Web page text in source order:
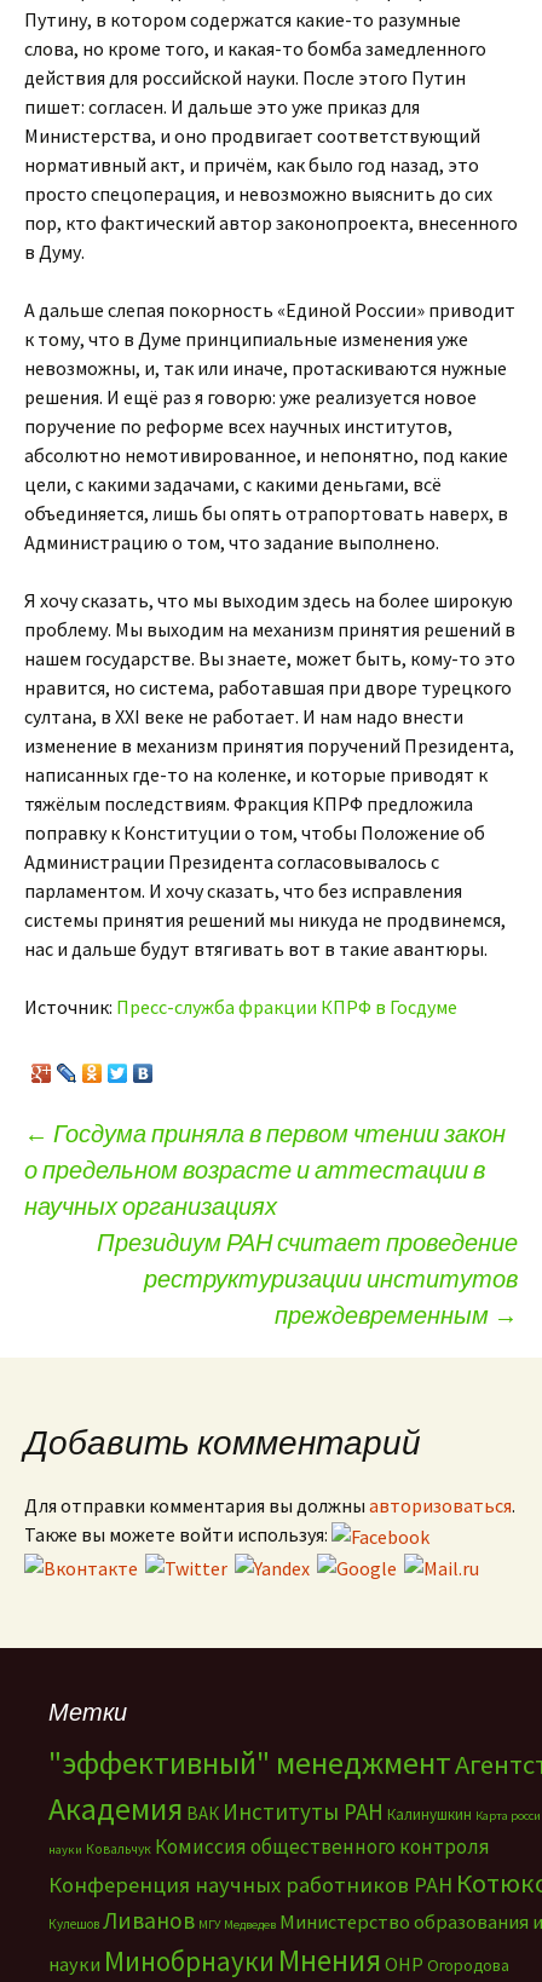
Путину, в котором содержатся какие-то разумные
слова, но кроме того, и какая-то бомба замедленного
действия для российской науки. После этого Путин
пишет: согласен. И дальше это уже приказ для
Министерства, и оно продвигает соответствующий
нормативный акт, и причём, как было год назад, это
просто спецоперация, и невозможно выяснить до сих
пор, кто фактический автор законопроекта, внесенного
в Думу.
А дальше слепая покорность «Единой России» приводит
к тому, что в Думе принципиальные изменения уже
невозможны, и, так или иначе, протаскиваются нужные
решения. И ещё раз я говорю: уже реализуется новое
поручение по реформе всех научных институтов,
абсолютно немотивированное, и непонятно, под какие
цели, с какими задачами, с какими деньгами, всё
объединяется, лишь бы опять отрапортовать наверх, в
Администрацию о том, что задание выполнено.
Я хочу сказать, что мы выходим здесь на более широкую
проблему. Мы выходим на механизм принятия решений в
нашем государстве. Вы знаете, может быть, кому-то это
нравится, но система, работавшая при дворе турецкого
султана, в XXI веке не работает. И нам надо внести
изменение в механизм принятия поручений Президента,
написанных где-то на коленке, и которые приводят к
тяжёлым последствиям. Фракция КПРФ предложила
поправку к Конституции о том, чтобы Положение об
Администрации Президента согласовывалось с
парламентом. И хочу сказать, что без исправления
системы принятия решений мы никуда не продвинемся,
нас и дальше будут втягивать вот в такие авантюры.
Источник: Пресс-служба фракции КПРФ в Госдуме
Навигация по записям
← Госдума приняла в первом чтении закон
о предельном возрасте и аттестации в
научных организациях
Президиум РАН считает проведение
реструктуризации институтов
преждевременным →
Добавить комментарий
Для отправки комментария вы должны авторизоваться.
Также вы можете войти используя:
Метки
"эффективный" менеджмент
Академия ВАК Институты РАН Калинушкин Карта
науки Ковальчук Комиссия общественного контроля
Конференция научных работников РАН
Кулешов Ливанов МГУ Медведев Министерство образования и
науки Минобрнауки Мнения ОНР Огородова